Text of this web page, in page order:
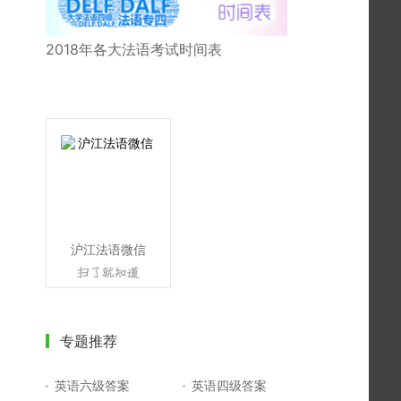
2018年各大法语考试时间表
沪江法语微信
专题推荐
英语六级答案 英语四级答案